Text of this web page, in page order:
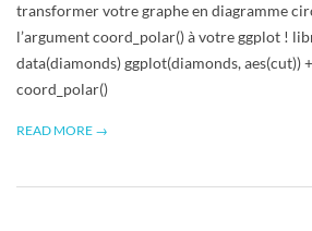
transformer votre graphe en diagramme
l’argument coord_polar() à votre ggplot !
data(diamonds) ggplot(diamonds, aes(cut))
coord_polar()
READ MORE →